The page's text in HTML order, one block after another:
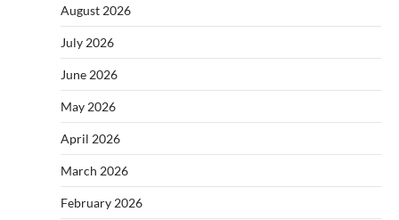
August 2026
July 2026
June 2026
May 2026
April 2026
March 2026
February 2026